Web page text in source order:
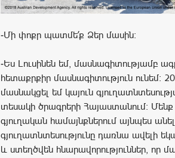
-Մի փոքր պատմե՛ք Ձեր մասին։
-Ես Լուսինեն եմ, մասնագիտությամբ
հետաքրքիր մասնագիտություն ունեմ։
մասնակցել եմ կայուն
տեսակի ծրագրերի Հայաստանում։
գյուղական համայնքներում այնպես
գյուղատնտեսությունը դառնա ավելի
և ստեղծվեն հնարավորություններ, որ